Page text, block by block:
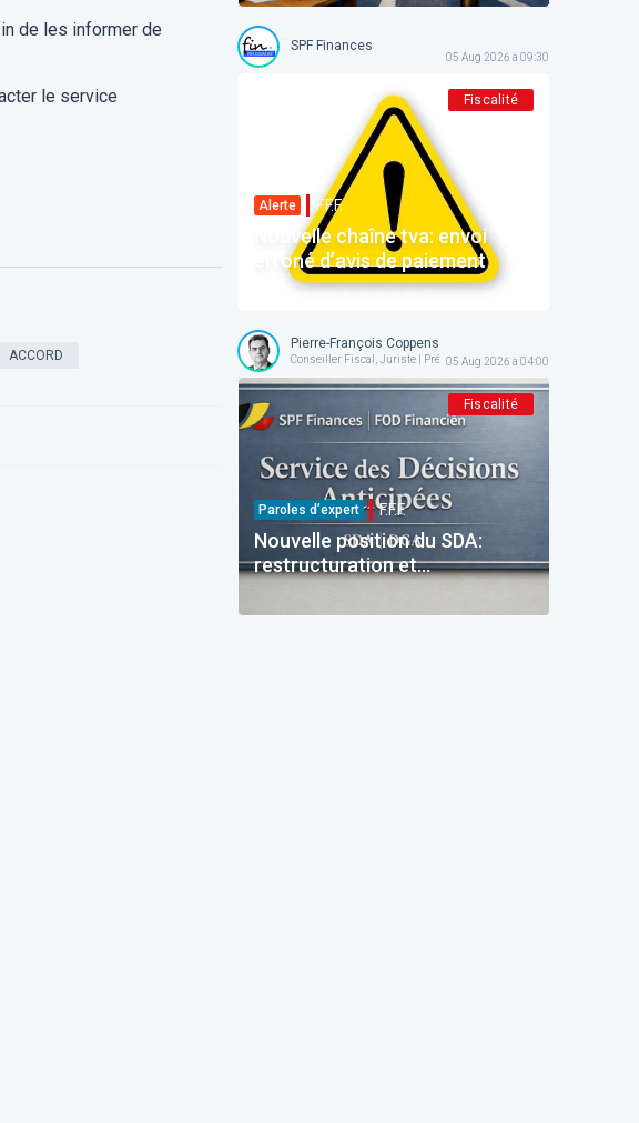
de les informer de
le service
ACCORD
SPF Finances
05 Aug 2026 à 09:30
Fiscalité
Alerte F.F.F.
Nouvelle chaîne tva: envoi
erroné d’avis de paiement
Pierre-François Coppens
Conseiller Fiscal, Juriste | Président @ AFPC
05 Aug 2026 à 04:00
Fiscalité
Paroles d’expert F.F.F.
Nouvelle position du SDA:
restructuration et